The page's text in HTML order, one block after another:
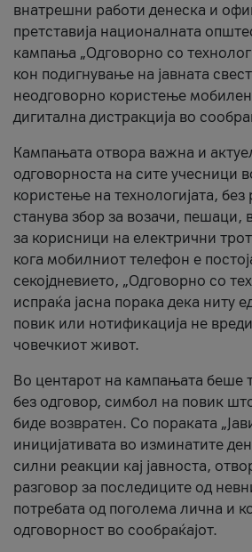
внатрешни работи денеска и
претставија националната
кампања „Одговорно со
кон подигнување на јавната
неодговорно користење
дигитална дистракција во
Кампањата отвора важна и
одговорноста на сите учесници
користење на технологијата, без
станува збор за возачи, пешаци,
за корисници на електрични
кога мобилниот телефон е
секојдневието, „Одговорно со
испраќа јасна порака дека ниту
повик или нотификација не
човечкиот живот.
Во центарот на кампањата беше
без одговор, симбол на повик
биде возвратен. Со пораката
иницијативата во изминатите
силни реакции кај јавноста,
разговор за последиците од
потребата од поголема лична и
одговорност во сообраќајот.